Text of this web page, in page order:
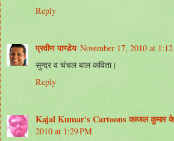
Reply
प्रवीण पाण्डेय November 17, 2010 at
सुन्दर व चंचल बाल कविता।
Reply
Kajal Kumar's Cartoons काजल कुमार के
2010 at 1:29 PM